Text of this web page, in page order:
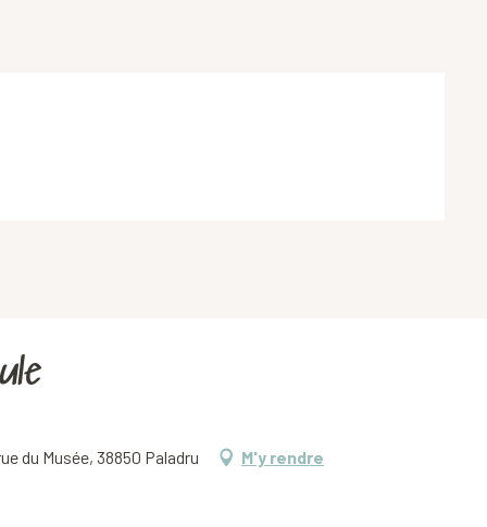
du Musée, 38850 Paladru
M'y rendre